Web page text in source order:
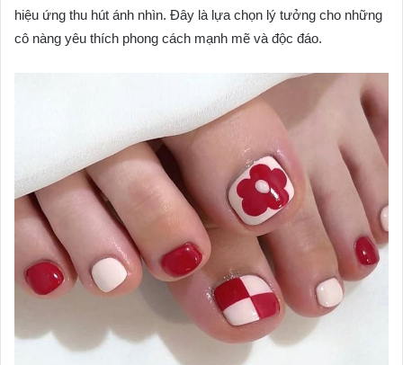
hiệu ứng thu hút ánh nhìn. Đây là lựa chọn lý tưởng cho những
cô nàng yêu thích phong cách mạnh mẽ và độc đáo.